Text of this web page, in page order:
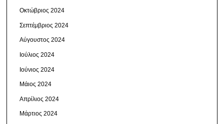
Οκτώβριος 2024
Σεπτέμβριος 2024
Αύγουστος 2024
Ιούλιος 2024
Ιούνιος 2024
Μάιος 2024
Απρίλιος 2024
Μάρτιος 2024